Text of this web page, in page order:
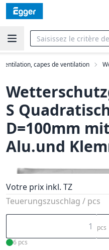
capes de ventilation
S
D=100mm
Alu.und
Votre prix inkl. TZ
Teuerungszuschlag / pcs
pcs
6 pcs